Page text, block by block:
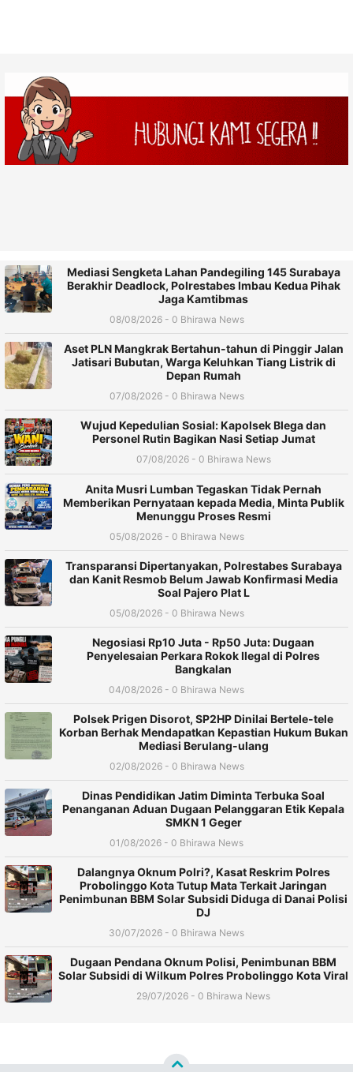
Mediasi Sengketa Lahan Pandegiling 145 Surabaya
Berakhir Deadlock, Polrestabes Imbau Kedua Pihak
Jaga Kamtibmas
08/08/2026 - 0 Bhirawa News
Aset PLN Mangkrak Bertahun-tahun di Pinggir Jalan
Jatisari Bubutan, Warga Keluhkan Tiang Listrik di
Depan Rumah
07/08/2026 - 0 Bhirawa News
Wujud Kepedulian Sosial: Kapolsek Blega dan
Personel Rutin Bagikan Nasi Setiap Jumat
07/08/2026 - 0 Bhirawa News
Anita Musri Lumban Tegaskan Tidak Pernah
Memberikan Pernyataan kepada Media, Minta Publik
Menunggu Proses Resmi
05/08/2026 - 0 Bhirawa News
Transparansi Dipertanyakan, Polrestabes Surabaya
dan Kanit Resmob Belum Jawab Konfirmasi Media
Soal Pajero Plat L
05/08/2026 - 0 Bhirawa News
Negosiasi Rp10 Juta - Rp50 Juta: Dugaan
Penyelesaian Perkara Rokok Ilegal di Polres
Bangkalan
04/08/2026 - 0 Bhirawa News
Polsek Prigen Disorot, SP2HP Dinilai Bertele-tele
Korban Berhak Mendapatkan Kepastian Hukum Bukan
Mediasi Berulang-ulang
02/08/2026 - 0 Bhirawa News
Dinas Pendidikan Jatim Diminta Terbuka Soal
Penanganan Aduan Dugaan Pelanggaran Etik Kepala
SMKN 1 Geger
01/08/2026 - 0 Bhirawa News
Dalangnya Oknum Polri?, Kasat Reskrim Polres
Probolinggo Kota Tutup Mata Terkait Jaringan
Penimbunan BBM Solar Subsidi Diduga di Danai Polisi
DJ
30/07/2026 - 0 Bhirawa News
Dugaan Pendana Oknum Polisi, Penimbunan BBM
Solar Subsidi di Wilkum Polres Probolinggo Kota Viral
29/07/2026 - 0 Bhirawa News